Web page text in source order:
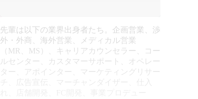
先輩は以下の業界出身者たち。企画営業、渉
外・外商、海外営業、メディカル営業
（MR、MS）、キャリアカウンセラー、コー
ルセンター、カスタマーサポート、オペレー
ター、アポインター、マーケティングリサー